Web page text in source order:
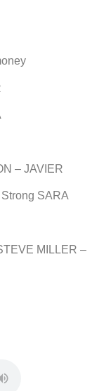
– JAVIER
SARA
MILLER –